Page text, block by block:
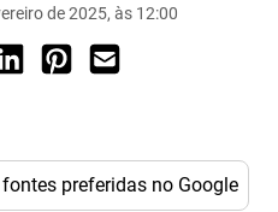
de 2025, às 12:00
preferidas no Google